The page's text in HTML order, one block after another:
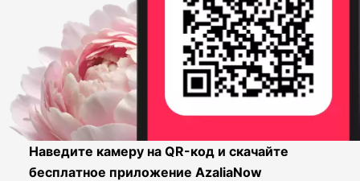
Наведите камеру на QR-код и скачайте
бесплатное приложение AzaliaNow